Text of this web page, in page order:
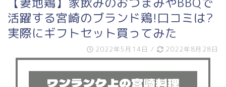
活躍する宮崎のブランド鶏!口コミは?
実際にギフトセット買ってみた
2022年5月14日 / 2022年8月28日